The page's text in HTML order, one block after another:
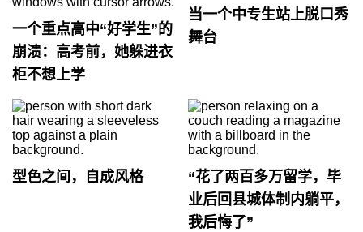
一个重点高中“好学生”的
崩溃：高考前，她躲进衣
柜不想上学
当一个中专生站上脱口秀
舞台
型色之间，自成风格
“花了两百多万留学，毕
业后回县城体制内躺平，
我后悔了”